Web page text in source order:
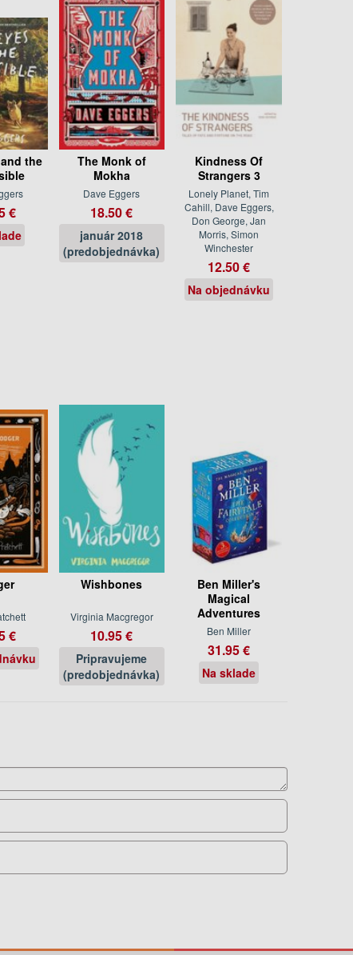
the
€
The Monk of
Mokha
Dave Eggers
18.50 €
január 2018
(predobjednávka)
Kindness Of
Strangers 3
Lonely Planet, Tim
Cahill, Dave Eggers,
Don George, Jan
Morris, Simon
Winchester
12.50 €
Na objednávku
€
Wishbones
Virginia Macgregor
10.95 €
Pripravujeme
(predobjednávka)
Ben Miller's
Magical
Adventures
Ben Miller
31.95 €
Na sklade